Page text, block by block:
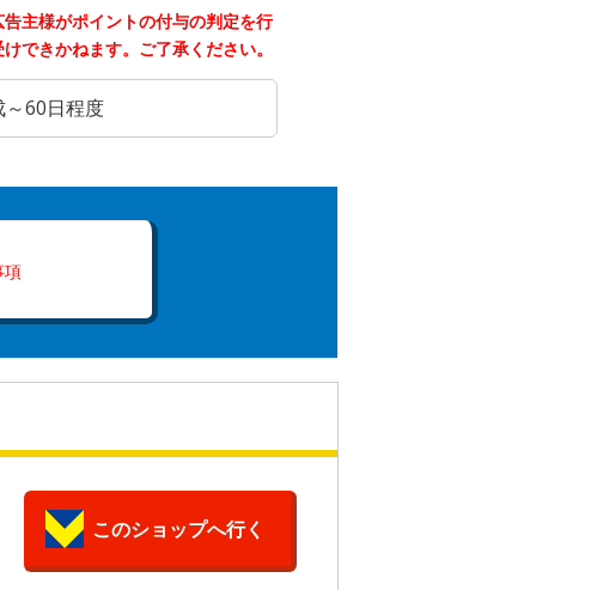
主様がポイントの付与の判定を行
できかねます。ご了承ください。
60日程度
項
このショップへ行く